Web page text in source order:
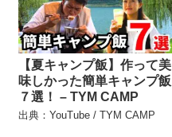
【夏キャンプ飯】作って美
味しかった簡単キャンプ飯
７選！ – TYM CAMP
出典：YouTube / TYM CAMP